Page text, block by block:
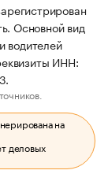
Основной вид
водителей
ИНН:
на
деловых